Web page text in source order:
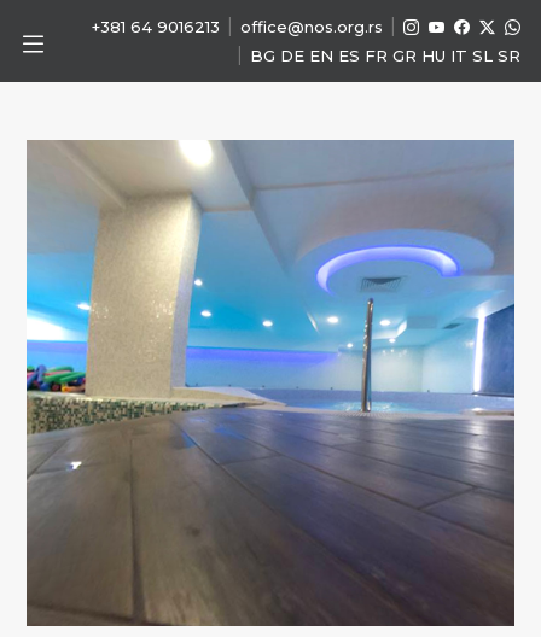
+381 64 9016213 office@nos.org.rs
BG DE EN ES FR GR HU IT SL SR